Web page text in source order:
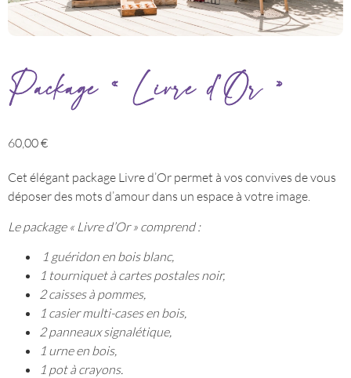
Package « Livre d’Or »
60,00€
Cet élégant package Livre d’Or permet à vos convives de vous
déposer des mots d’amour dans un espace à votre image.
Le package « Livre d’Or » comprend :
1 guéridon en bois blanc,
1 tourniquet à cartes postales noir,
2 caisses à pommes,
1 casier multi-cases en bois,
2 panneaux signalétique,
1 urne en bois,
1 pot à crayons.